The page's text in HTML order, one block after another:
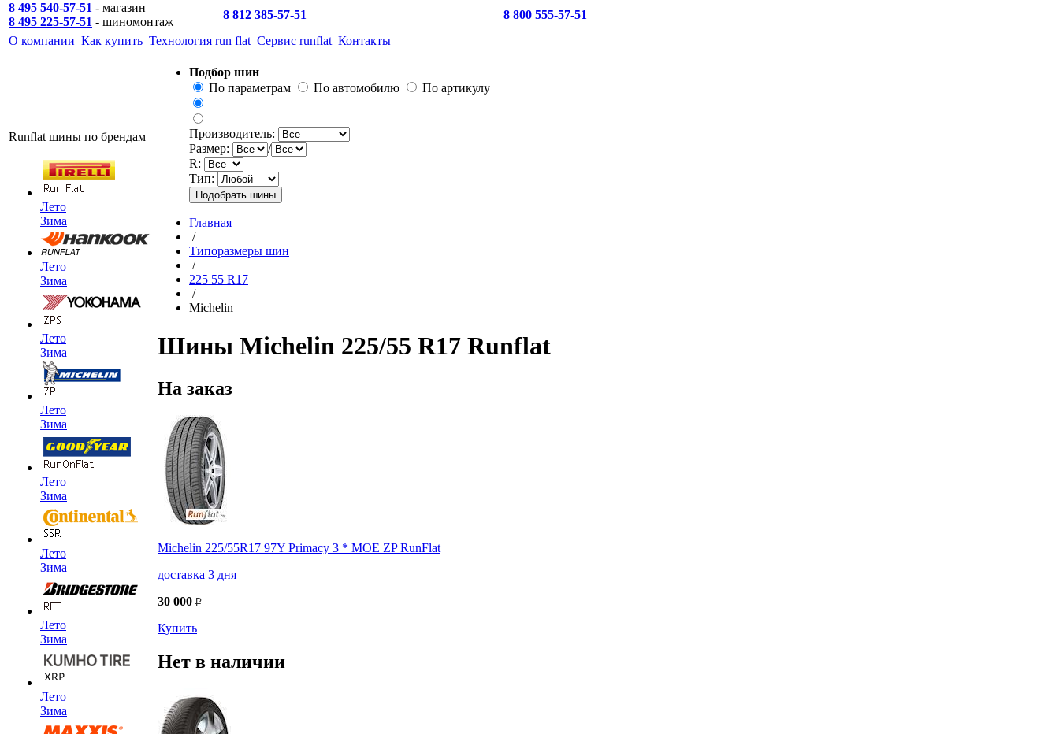
8 495 540-57-51 - магазин
8 495 225-57-51 - шиномонтаж
8 812 385-57-51
8 800 555-57-51
О компании Как купить Технология run flat Сервис runflat Контакты
Runflat шины по брендам
Лето
Зима
Лето
Зима
Лето
Зима
Лето
Зима
Лето
Зима
Лето
Зима
Лето
Зима
Лето
Зима
Подбор шин
По параметрам
По автомобилю По артикулу
Производитель:
Размер:
/
R:
Тип:
Главная
/
Типоразмеры шин
/
225 55 R17
/
Michelin
Шины Michelin 225/55 R17 Runflat
На заказ
Michelin 225/55R17 97Y Primacy 3 * MOE ZP RunFlat
доставка 3 дня
30 000
Купить
Нет в наличии